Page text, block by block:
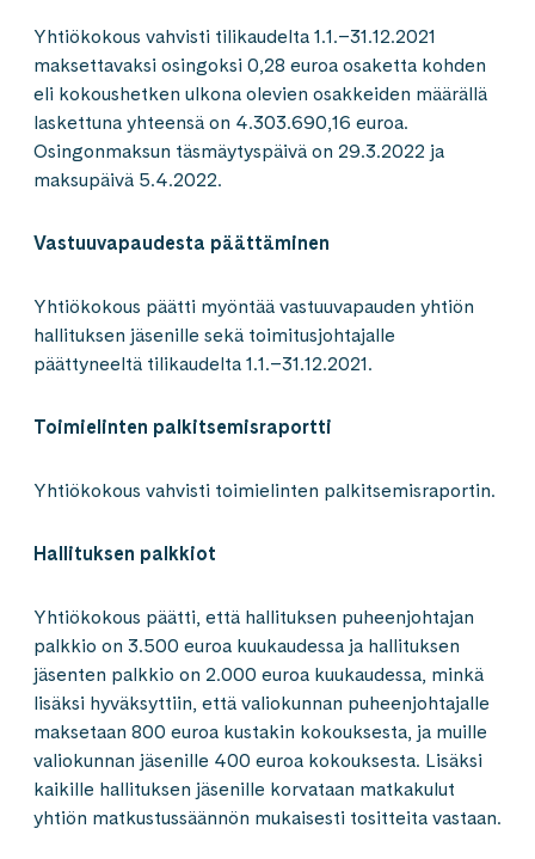
Yhtiökokous vahvisti tilikaudelta 1.1.–31.12.2021
maksettavaksi osingoksi 0,28 euroa osaketta kohden
eli kokoushetken ulkona olevien osakkeiden määrällä
laskettuna yhteensä on 4.303.690,16 euroa.
Osingonmaksun täsmäytyspäivä on 29.3.2022 ja
maksupäivä 5.4.2022.
Vastuuvapaudesta päättäminen
Yhtiökokous päätti myöntää vastuuvapauden yhtiön
hallituksen jäsenille sekä toimitusjohtajalle
päättyneeltä tilikaudelta 1.1.–31.12.2021.
Toimielinten palkitsemisraportti
Yhtiökokous vahvisti toimielinten palkitsemisraportin.
Hallituksen palkkiot
Yhtiökokous päätti, että hallituksen puheenjohtajan
palkkio on 3.500 euroa kuukaudessa ja hallituksen
jäsenten palkkio on 2.000 euroa kuukaudessa, minkä
lisäksi hyväksyttiin, että valiokunnan puheenjohtajalle
maksetaan 800 euroa kustakin kokouksesta, ja muille
valiokunnan jäsenille 400 euroa kokouksesta. Lisäksi
kaikille hallituksen jäsenille korvataan matkakulut
yhtiön matkustussäännön mukaisesti tositteita vastaan.